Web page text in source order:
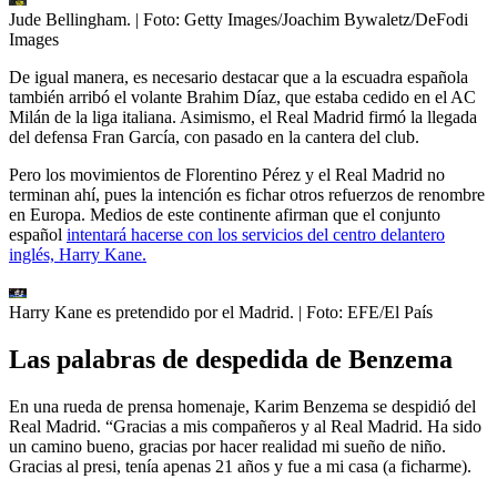
Jude Bellingham. | Foto: Getty Images/Joachim Bywaletz/DeFodi
Images
De igual manera, es necesario destacar que a la escuadra española
también arribó el volante Brahim Díaz, que estaba cedido en el AC
Milán de la liga italiana. Asimismo, el Real Madrid firmó la llegada
del defensa Fran García, con pasado en la cantera del club.
Pero los movimientos de Florentino Pérez y el Real Madrid no
terminan ahí, pues la intención es fichar otros refuerzos de renombre
en Europa. Medios de este continente afirman que el conjunto
español intentará hacerse con los servicios del centro delantero
inglés, Harry Kane.
Harry Kane es pretendido por el Madrid. | Foto: EFE/El País
Las palabras de despedida de Benzema
En una rueda de prensa homenaje, Karim Benzema se despidió del
Real Madrid. “Gracias a mis compañeros y al Real Madrid. Ha sido
un camino bueno, gracias por hacer realidad mi sueño de niño.
Gracias al presi, tenía apenas 21 años y fue a mi casa (a ficharme).